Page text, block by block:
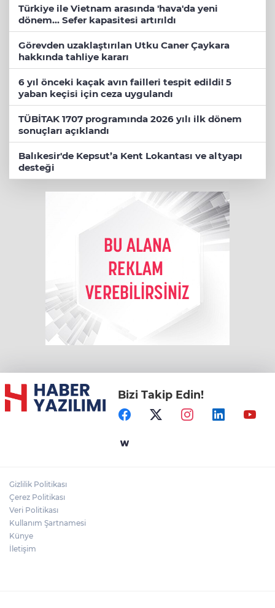
Türkiye ile Vietnam arasında 'hava'da yeni
dönem... Sefer kapasitesi artırıldı
Görevden uzaklaştırılan Utku Caner Çaykara
hakkında tahliye kararı
6 yıl önceki kaçak avın failleri tespit edildi! 5
yaban keçisi için ceza uygulandı
TÜBİTAK 1707 programında 2026 yılı ilk dönem
sonuçları açıklandı
Balıkesir'de Kepsut’a Kent Lokantası ve altyapı
desteği
Bizi Takip Edin!
Gizlilik Politikası
Çerez Politikası
Veri Politikası
Kullanım Şartnamesi
Künye
İletişim